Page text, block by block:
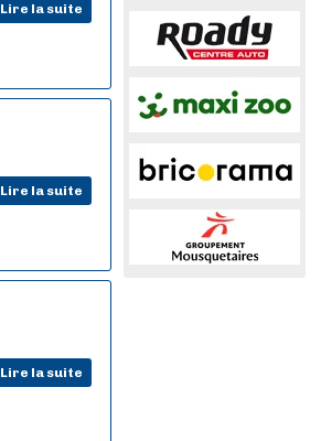
Lire la suite
Lire la suite
Lire la suite